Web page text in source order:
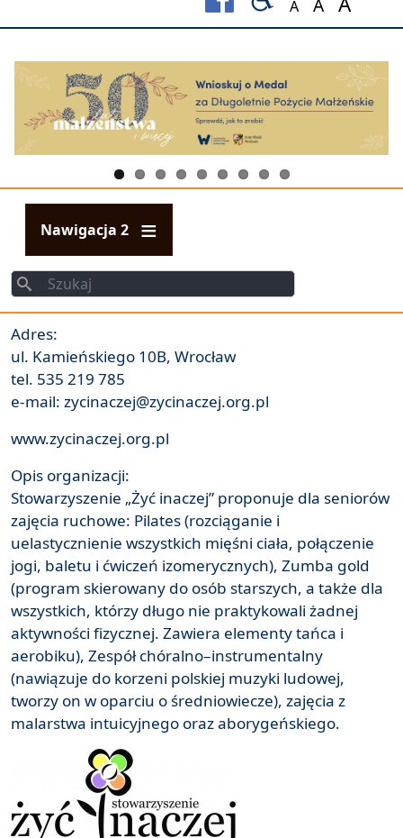
A
Set font size to
Set font
Set
Nawigacja 2
Szukaj
Szukaj
Adres:
ul. Kamieńskiego 10B, Wrocław
tel. 535 219 785
e-mail: zycinaczej@zycinaczej.org.pl
www.zycinaczej.org.pl
Opis organizacji:
Stowarzyszenie „Żyć inaczej” proponuje dla seniorów
zajęcia ruchowe: Pilates (rozciąganie i
uelastycznienie wszystkich mięśni ciała, połączenie
jogi, baletu i ćwiczeń izomerycznych), Zumba gold
(program skierowany do osób starszych, a także dla
wszystkich, którzy długo nie praktykowali żadnej
aktywności fizycznej. Zawiera elementy tańca i
aerobiku), Zespół chóralno–instrumentalny
(nawiązuje do korzeni polskiej muzyki ludowej,
tworzy on w oparciu o średniowiecze), zajęcia z
malarstwa intuicyjnego oraz aborygeńskiego.